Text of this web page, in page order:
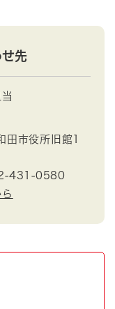
先
市役所旧館1
431-0580